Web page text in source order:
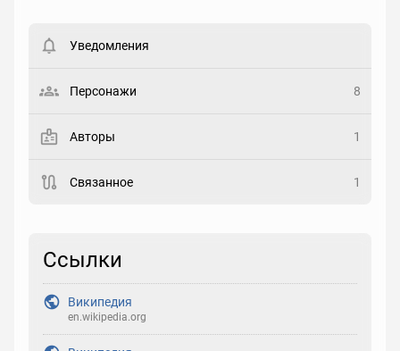
Статус
Рейтинг
Выберите реакцию
Уведомления
Персонажи 8
Авторы 1
Связанное 1
Ссылки
Википедия
en.wikipedia.org